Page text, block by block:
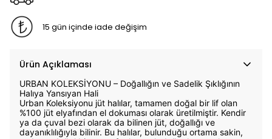
15 gün içinde iade değişim
Ürün Açıklaması
URBAN KOLEKSİYONU – Doğallığın ve Sadelik Şıklığının
Halıya Yansıyan Hali
Urban Koleksiyonu jüt halılar, tamamen doğal bir lif olan
%100 jüt elyafından el dokuması olarak üretilmiştir. Kendir
ya da çuval bezi olarak da bilinen jüt, doğallığı ve
dayanıklılığıyla bilinir. Bu halılar, bulunduğu ortama sakin,